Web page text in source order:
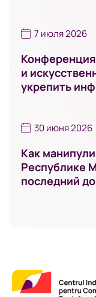
7 июля 2026
Конференция
и
укрепить
30 июня 2026
Как
Республике
последний